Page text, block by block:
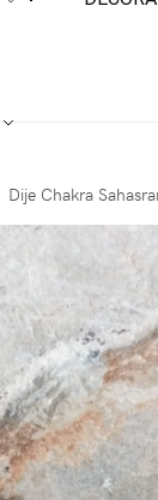
Dije Chakra